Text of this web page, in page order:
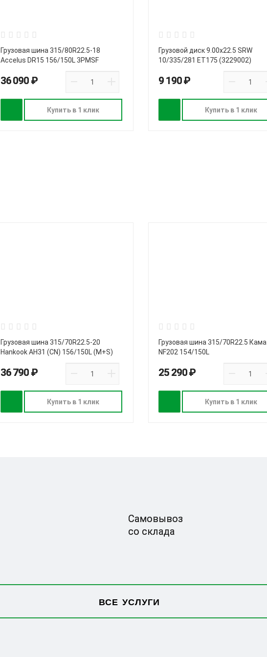
Грузовая шина 315/80R22.5-18
Accelus DR15 156/150L 3PMSF
36 090 ₽
Купить в 1 клик
Грузовой диск 9.00х22.5 SRW
10/335/281 ET175 (3229002)
9 190 ₽
Купить в 1 клик
Грузовая шина 315/70R22.5-20
Hankook AH31 (CN) 156/150L (M+S)
36 790 ₽
Купить в 1 клик
Грузовая шина 315/70R22.5 Кама
NF202 154/150L
25 290 ₽
Купить в 1 клик
Самовывоз
со склада
ВСЕ УСЛУГИ